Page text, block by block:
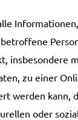
alle
insbesondere
zu einer
werden kann,
oder